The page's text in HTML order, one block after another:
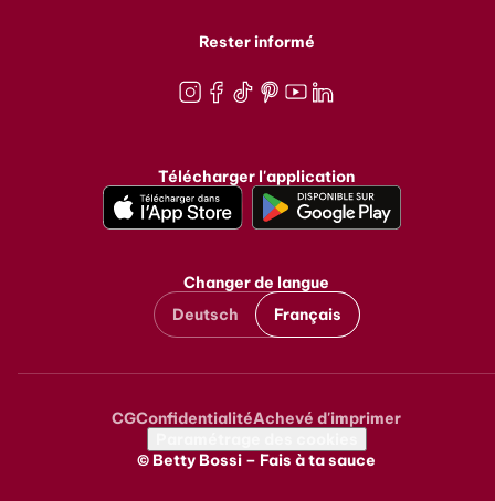
Rester informé
Télécharger l'application
Changer de langue
Deutsch
Français
Metanavigation
CGConfidentialitéAchevé d'imprimer
© Betty Bossi – Fais à ta sauce